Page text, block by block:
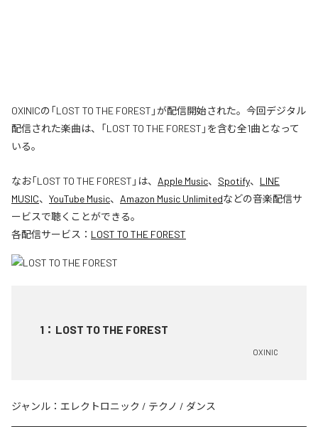
OXINICの「LOST TO THE FOREST」が配信開始された。今回デジタル
配信された楽曲は、「LOST TO THE FOREST」を含む全1曲となって
いる。
なお「LOST TO THE FOREST 」は、 Apple Music、 Spotify、 LINE
MUSIC、 YouTube Music、 Amazon Music Unlimitedなどの音楽配信サ
ービスで聴くことができる。
各配信サービス： LOST TO THE FOREST
1 ： LOST TO THE FOREST
OXINIC
ジャンル： エレクトロニック / テクノ / ダンス